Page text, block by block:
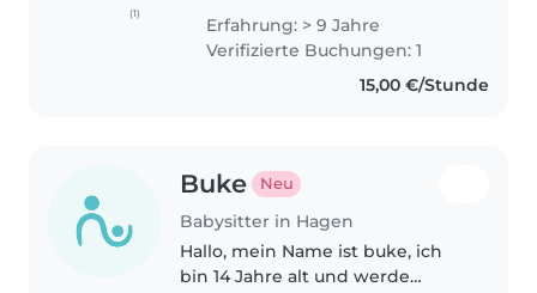
(1)
Kinderkrankenschwester und
habe daher sehr viel und
fundiertes Wissen im Umgang,
vor allem, mit Säuglingen und..
Erfahrung: > 9 Jahre
Verifizierte Buchungen: 1
15,00 €/Stunde
Buke Neu
Babysitter in Hagen
Hallo, mein Name ist buke, ich
bin 14 Jahre alt und werde